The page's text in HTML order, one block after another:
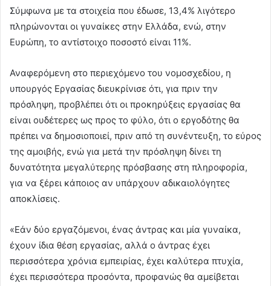
Σύμφωνα με τα στοιχεία που έδωσε, 13,4% λιγότερο
πληρώνονται οι γυναίκες στην Ελλάδα, ενώ, στην
Ευρώπη, το αντίστοιχο ποσοστό είναι 11%.
Αναφερόμενη στο περιεχόμενο του νομοσχεδίου, η
υπουργός Εργασίας διευκρίνισε ότι, για πριν την
πρόσληψη, προβλέπει ότι οι προκηρύξεις εργασίας θα
είναι ουδέτερες ως προς το φύλο, ότι ο εργοδότης θα
πρέπει να δημοσιοποιεί, πριν από τη συνέντευξη, το εύρος
της αμοιβής, ενώ για μετά την πρόσληψη δίνει τη
δυνατότητα μεγαλύτερης πρόσβασης στη πληροφορία,
για να ξέρει κάποιος αν υπάρχουν αδικαιολόγητες
αποκλίσεις.
«Εάν δύο εργαζόμενοι, ένας άντρας και μία γυναίκα,
έχουν ίδια θέση εργασίας, αλλά ο άντρας έχει
περισσότερα χρόνια εμπειρίας, έχει καλύτερα πτυχία,
έχει περισσότερα προσόντα, προφανώς θα αμείβεται